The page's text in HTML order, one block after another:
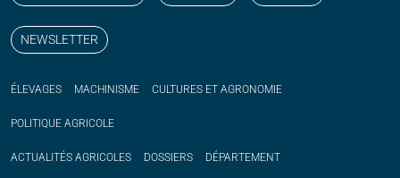
NEWSLETTER
ÉLEVAGES MACHINISME CULTURES ET AGRONOMIE
POLITIQUE AGRICOLE
ACTUALITÉS AGRICOLES DOSSIERS DÉPARTEMENT